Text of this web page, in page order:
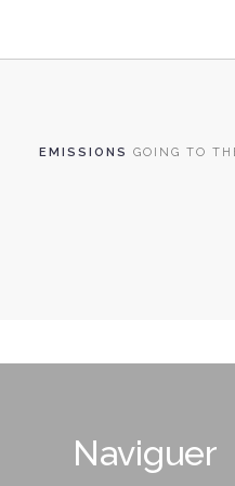
EMISSIONS GOING TO
Naviguer